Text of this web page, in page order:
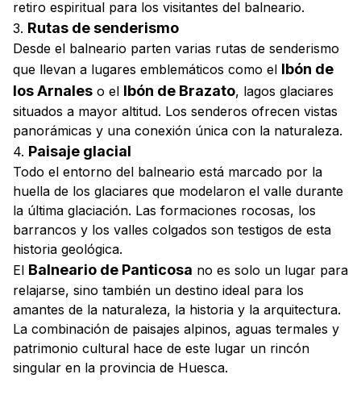
retiro espiritual para los visitantes del balneario.
3. Rutas de senderismo
Desde el balneario parten varias rutas de senderismo
que llevan a lugares emblemáticos como el Ibón de
los Arnales o el Ibón de Brazato, lagos glaciares
situados a mayor altitud. Los senderos ofrecen vistas
panorámicas y una conexión única con la naturaleza.
4. Paisaje glacial
Todo el entorno del balneario está marcado por la
huella de los glaciares que modelaron el valle durante
la última glaciación. Las formaciones rocosas, los
barrancos y los valles colgados son testigos de esta
historia geológica.
El Balneario de Panticosa no es solo un lugar para
relajarse, sino también un destino ideal para los
amantes de la naturaleza, la historia y la arquitectura.
La combinación de paisajes alpinos, aguas termales y
patrimonio cultural hace de este lugar un rincón
singular en la provincia de Huesca.